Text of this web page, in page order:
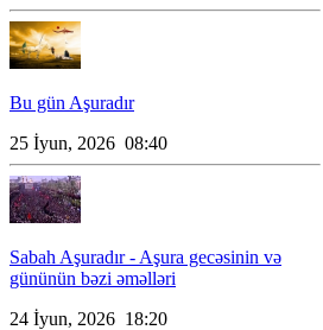
Bu gün Aşuradır
25 İyun, 2026 08:40
Sabah Aşuradır - Aşura gecəsinin və
gününün bəzi əməlləri
24 İyun, 2026 18:20